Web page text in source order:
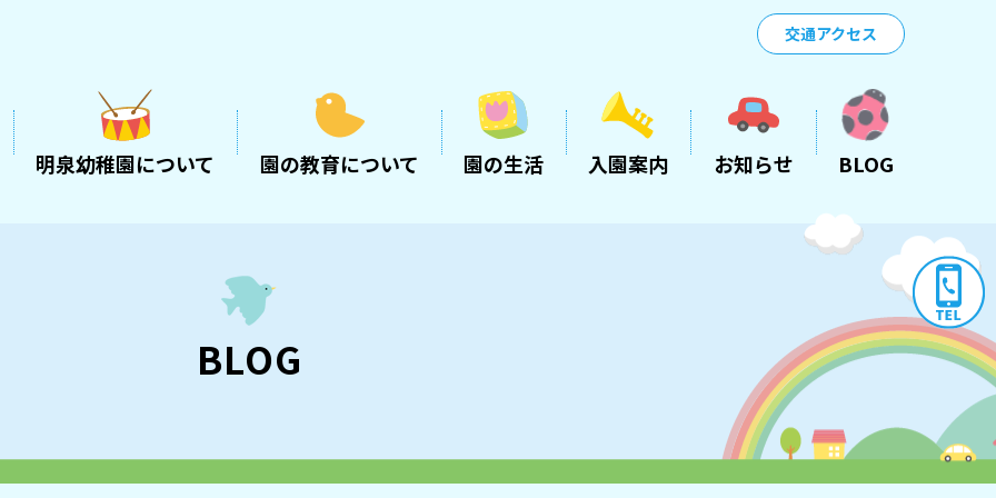
明泉幼稚園について 園の教育について 園の生活 入園案内 お知らせ BLOG
交通アクセス
BLOG